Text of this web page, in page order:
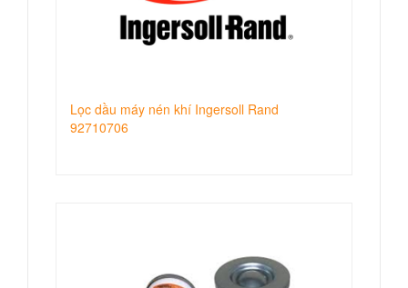
Lọc dầu máy nén khí Ingersoll Rand
92710706